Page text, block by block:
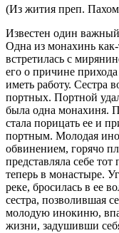
(Из жития преп.
Известен один
Одна из монахинь
встретилась с
его о причине
иметь работу. Сестра
портных. Портной
была одна монахиня.
стала порицать ее и
портным. Молодая
обвинением, горячо
представляла себе
теперь в монастыре.
реке, бросилась в ее
сестра, позволившая
молодую инокиню,
жизни, задушивши